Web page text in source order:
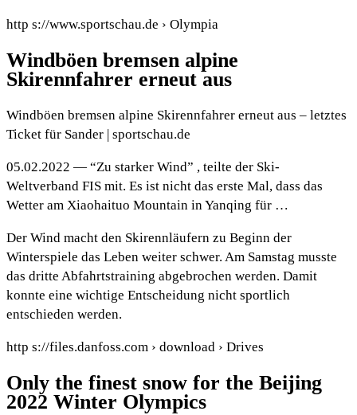
http s://www.sportschau.de › Olympia
Windböen bremsen alpine
Skirennfahrer erneut aus
Windböen bremsen alpine Skirennfahrer erneut aus – letztes
Ticket für Sander | sportschau.de
05.02.2022 — “Zu starker Wind” , teilte der Ski-
Weltverband FIS mit. Es ist nicht das erste Mal, dass das
Wetter am Xiaohaituo Mountain in Yanqing für …
Der Wind macht den Skirennläufern zu Beginn der
Winterspiele das Leben weiter schwer. Am Samstag musste
das dritte Abfahrtstraining abgebrochen werden. Damit
konnte eine wichtige Entscheidung nicht sportlich
entschieden werden.
http s://files.danfoss.com › download › Drives
Only the finest snow for the Beijing
2022 Winter Olympics